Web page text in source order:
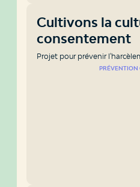
Cultivons la
consentement
Projet pour prévenir
PRÉVENTION